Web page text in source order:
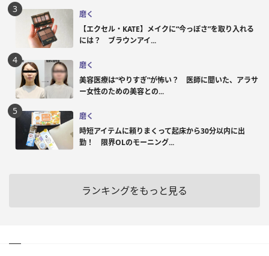
磨く
【エクセル・KATE】メイクに“今っぽさ”を取り入れる
には？ ブラウンアイ...
磨く
美容医療は“やりすぎ”が怖い？ 医師に聞いた、アラサ
ー女性のための美容との...
磨く
時短アイテムに頼りまくって起床から30分以内に出
勤！ 限界OLのモーニング...
ランキングをもっと見る